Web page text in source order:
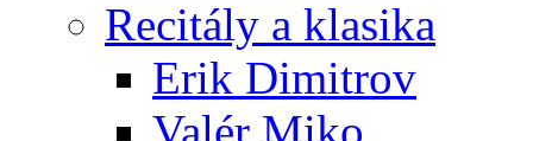
Recitály a klasika
Erik Dimitrov